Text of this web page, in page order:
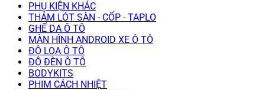
PHỤ KIỆN KHÁC
THẢM LÓT SÀN - CỐP - TAPLO
GHẾ DA Ô TÔ
MÀN HÌNH ANDROID XE Ô TÔ
ĐỘ LOA Ô TÔ
ĐỘ ĐÈN Ô TÔ
BODYKITS
PHIM CÁCH NHIỆT